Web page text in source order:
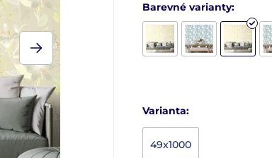
Barevné varianty:
Varianta:
49x1000